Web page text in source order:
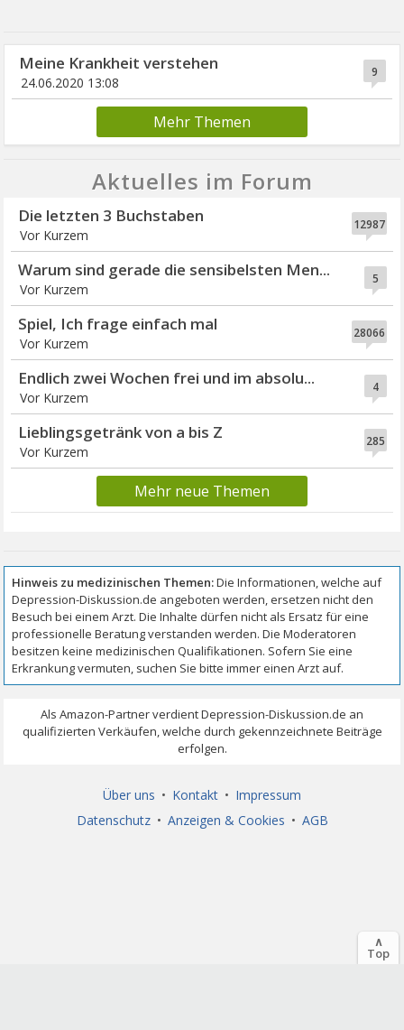
9
Meine Krankheit verstehen
24.06.2020 13:08
Mehr Themen
Aktuelles im Forum
12987
Die letzten 3 Buchstaben
Vor Kurzem
5
Warum sind gerade die sensibelsten Men...
Vor Kurzem
28066
Spiel, Ich frage einfach mal
Vor Kurzem
4
Endlich zwei Wochen frei und im absolu...
Vor Kurzem
285
Lieblingsgetränk von a bis Z
Vor Kurzem
Mehr neue Themen
Über uns • Kontakt • Impressum
Datenschutz • Anzeigen & Cookies • AGB
∧
Top